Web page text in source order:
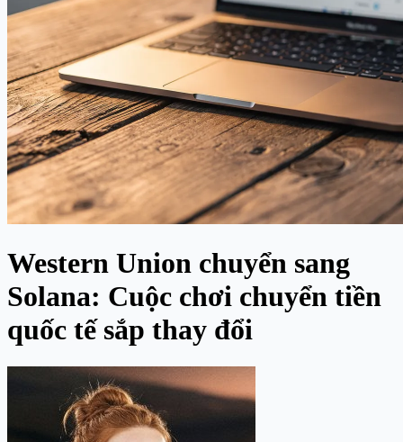
Western Union chuyển sang
Solana: Cuộc chơi chuyển tiền
quốc tế sắp thay đổi